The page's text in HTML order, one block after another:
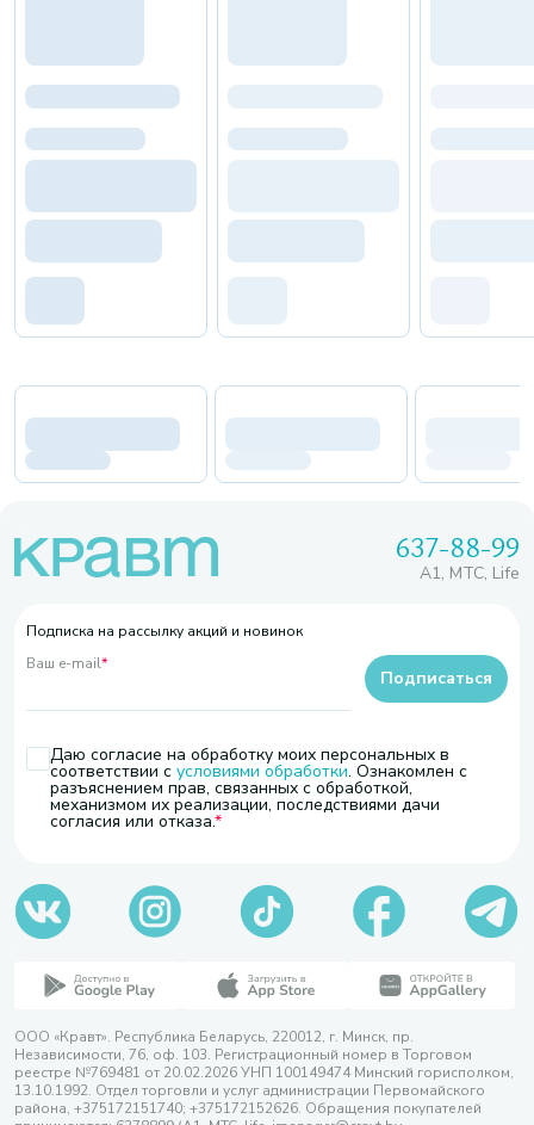
637-88-99
A1, МТС, Life
Подписка на рассылку акций и новинок
Ваш e-mail*
Даю согласие на обработку моих персональных в
соответствии с условиями обработки. Ознакомлен с
разъяснением прав, связанных с обработкой,
механизмом их реализации, последствиями дачи
согласия или отказа.
Подписаться
ООО «Кравт». Республика Беларусь, 220012, г. Минск, пр.
Независимости, 76, оф. 103. Регистрационный номер в Торговом
реестре №769481 от 20.02.2026 УНП 100149474 Минский горисполком,
13.10.1992. Отдел торговли и услуг администрации Первомайского
района, +375172151740; +375172152626. Обращения покупателей